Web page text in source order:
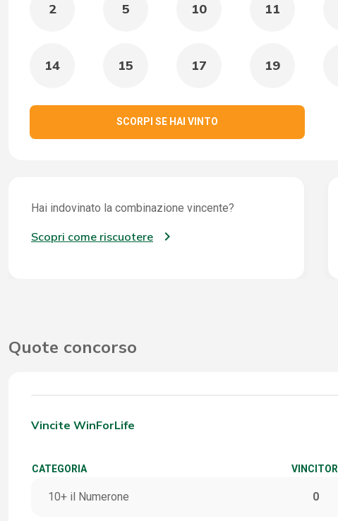
2 5 10 11
14 15 17 19
SCORPI SE HAI VINTO
Hai indovinato la combinazione vincente?
Scopri come riscuotere
Quote concorso
Vincite WinForLife
CATEGORIA VINCITORI
10+ il Numerone 0